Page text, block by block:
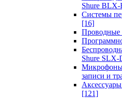
Shure BLX-
Системы
[16]
Проводные
Shure SLX-
Микрофоны
записи и
[121]